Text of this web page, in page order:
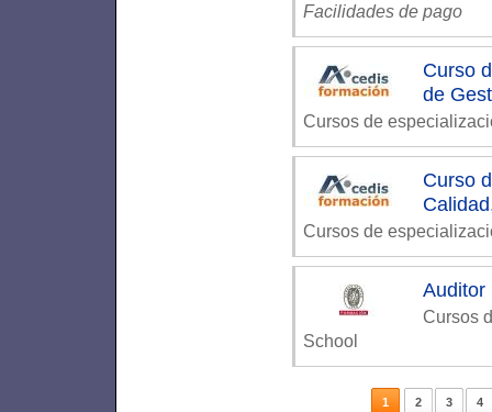
Facilidades de pago
Curso
de
Cursos de
Curso
Cursos de
Cursos
School
1 2 3 4